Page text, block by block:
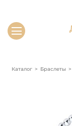
Каталог Браслеты